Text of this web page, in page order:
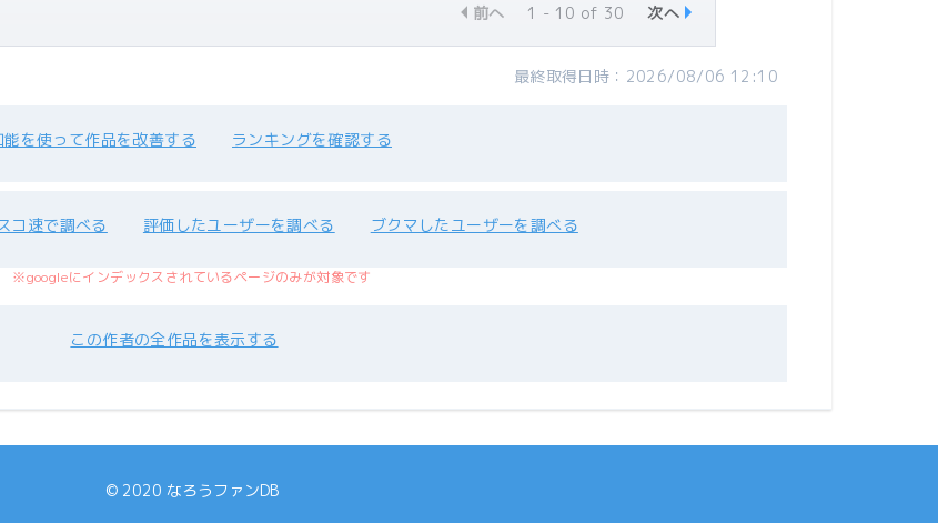
前へ 1 - 10 of 30 次へ
最終取得日時：2026/08/06 12:10
能を使って作品を改善する ランキングを確認する
スコ速で調べる 評価したユーザーを調べる ブクマしたユーザーを調べる
※googleにインデックスされているページのみが対象です
この作者の全作品を表示する
© 2020 なろうファンDB